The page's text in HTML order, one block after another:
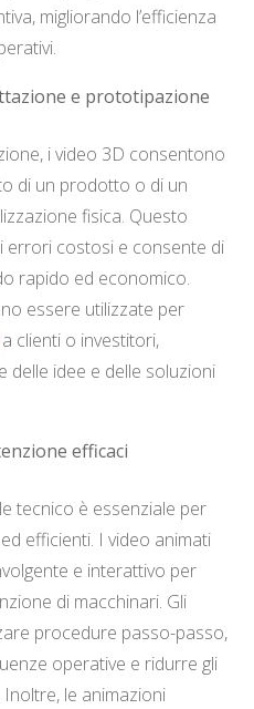
migliorando l’efficienza
e prototipazione
i video 3D consentono
di un prodotto o di un
fisica. Questo
errori costosi e consente di
rapido ed economico.
essere utilizzate per
a clienti o investitori,
delle idee e delle soluzioni
efficaci
tecnico è essenziale per
efficienti. I video animati
e interattivo per
di macchinari. Gli
procedure passo-passo,
operative e ridurre gli
le animazioni